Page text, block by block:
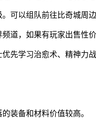
可以组队前往比奇城周
道，如果有玩家出售性
先学习治愈术、精神力战
装备和材料价值较高。